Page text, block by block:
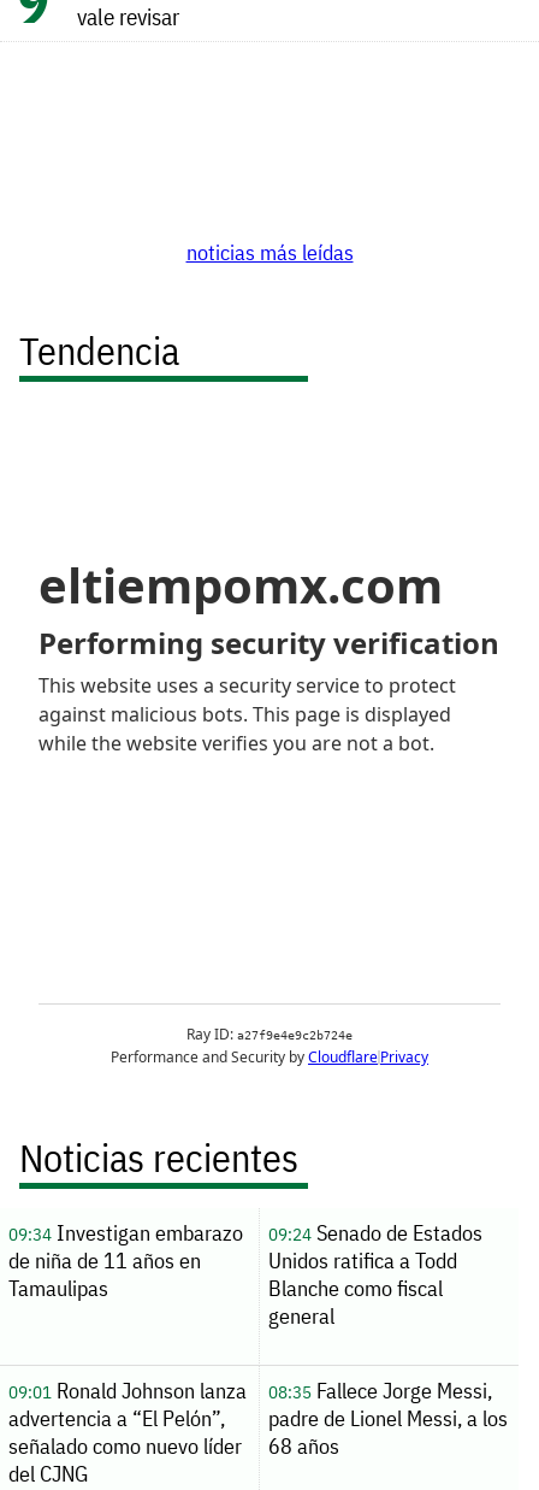
vale revisar
noticias más leídas
Tendencia
Noticias recientes
09:34Investigan embarazo
de niña de 11 años en
Tamaulipas
09:24Senado de Estados
Unidos ratifica a Todd
Blanche como fiscal
general
09:01Ronald Johnson lanza
advertencia a “El Pelón”,
señalado como nuevo líder
del CJNG
08:35Fallece Jorge Messi,
padre de Lionel Messi, a los
68 años